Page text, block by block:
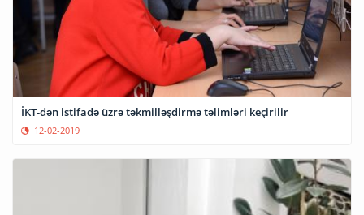
İKT-dən istifadə üzrə təkmilləşdirmə təlimləri keçirilir
12-02-2019